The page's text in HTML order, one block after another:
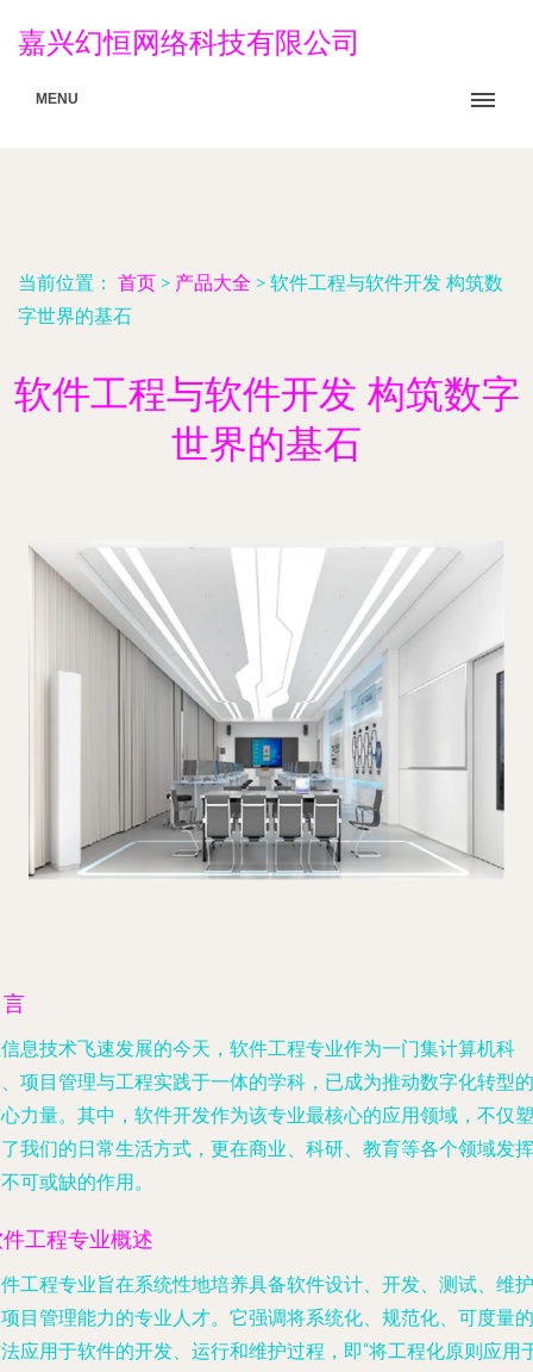
嘉兴幻恒网络科技有限公司
MENU
当前位置： 首页 > 产品大全 > 软件工程与软件开发 构筑数
字世界的基石
软件工程与软件开发 构筑数字
世界的基石
息技术飞速发展的今天，软件工程专业作为一门集计算机科
项目管理与工程实践于一体的学科，已成为推动数字化转型的
力量。其中，软件开发作为该专业最核心的应用领域，不仅塑
我们的日常生活方式，更在商业、科研、教育等各个领域发挥
可或缺的作用。
工程专业概述
工程专业旨在系统性地培养具备软件设计、开发、测试、维护
目管理能力的专业人才。它强调将系统化、规范化、可度量的
应用于软件的开发、运行和维护过程，即“将工程化原则应用